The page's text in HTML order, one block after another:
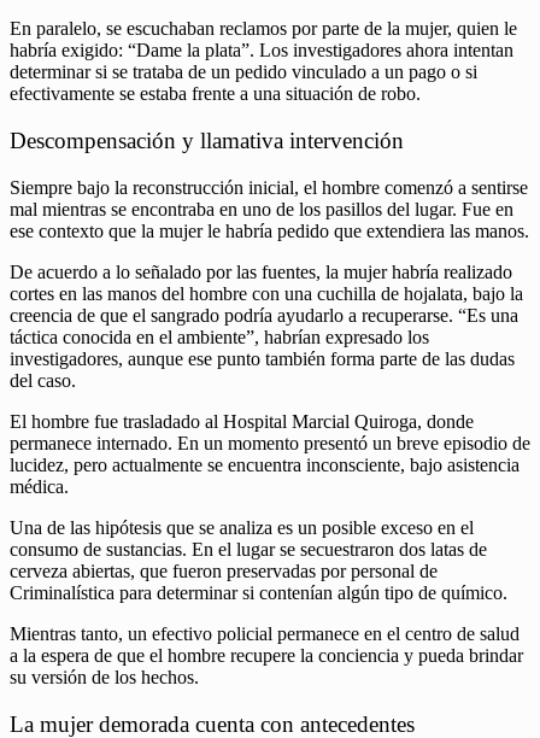
En paralelo, se escuchaban reclamos por parte de la mujer, quien le
habría exigido: “Dame la plata”. Los investigadores ahora intentan
determinar si se trataba de un pedido vinculado a un pago o si
efectivamente se estaba frente a una situación de robo.
Descompensación y llamativa intervención
Siempre bajo la reconstrucción inicial, el hombre comenzó a sentirse
mal mientras se encontraba en uno de los pasillos del lugar. Fue en
ese contexto que la mujer le habría pedido que extendiera las manos.
De acuerdo a lo señalado por las fuentes, la mujer habría realizado
cortes en las manos del hombre con una cuchilla de hojalata, bajo la
creencia de que el sangrado podría ayudarlo a recuperarse. “Es una
táctica conocida en el ambiente”, habrían expresado los
investigadores, aunque ese punto también forma parte de las dudas
del caso.
El hombre fue trasladado al Hospital Marcial Quiroga, donde
permanece internado. En un momento presentó un breve episodio de
lucidez, pero actualmente se encuentra inconsciente, bajo asistencia
médica.
Una de las hipótesis que se analiza es un posible exceso en el
consumo de sustancias. En el lugar se secuestraron dos latas de
cerveza abiertas, que fueron preservadas por personal de
Criminalística para determinar si contenían algún tipo de químico.
Mientras tanto, un efectivo policial permanece en el centro de salud
a la espera de que el hombre recupere la conciencia y pueda brindar
su versión de los hechos.
La mujer demorada cuenta con antecedentes